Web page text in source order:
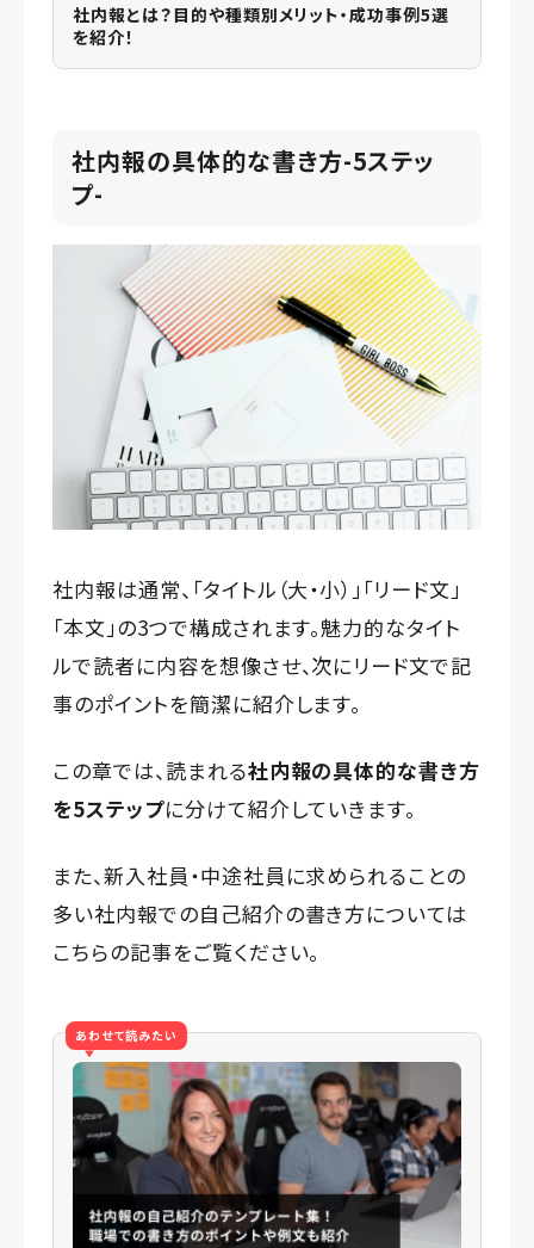
社内報とは？目的や種類別メリット・成功事例5選
を紹介！
社内報の具体的な書き方-5ステッ
プ-
社内報は通常、「タイトル（大・小）」「リード文」
「本文」の3つで構成されます。魅力的なタイト
ルで読者に内容を想像させ、次にリード文で記
事のポイントを簡潔に紹介します。
この章では、読まれる社内報の具体的な書き方
を5ステップに分けて紹介していきます。
また、新入社員・中途社員に求められることの
多い社内報での自己紹介の書き方については
こちらの記事をご覧ください。
あわせて読みたい